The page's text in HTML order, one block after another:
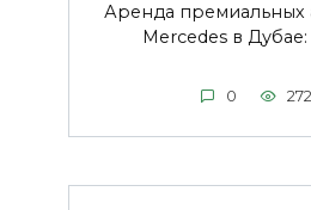
Аренда премиальных
Mercedes в
0 272